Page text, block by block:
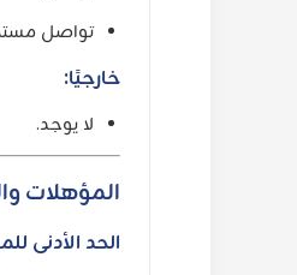
تواصل
خارجيًا:
لا يوجد.
المؤهلات
الحد الأدنى